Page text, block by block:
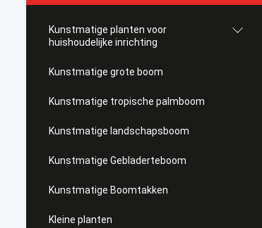
Kunstmatige planten voor
huishoudelijke inrichting
Kunstmatige grote boom
Kunstmatige tropische palmboom
Kunstmatige landschapsboom
Kunstmatige Gebladerteboom
Kunstmatige Boomtakken
Kleine planten